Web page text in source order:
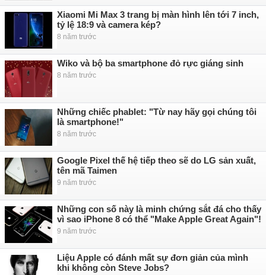
Xiaomi Mi Max 3 trang bị màn hình lên tới 7 inch,
tỷ lệ 18:9 và camera kép?
8 năm trước
Wiko và bộ ba smartphone đỏ rực giáng sinh
8 năm trước
Những chiếc phablet: "Từ nay hãy gọi chúng tôi
là smartphone!"
8 năm trước
Google Pixel thế hệ tiếp theo sẽ do LG sản xuất,
tên mã Taimen
9 năm trước
Những con số này là minh chứng sắt đá cho thấy
vì sao iPhone 8 có thể "Make Apple Great Again"!
9 năm trước
Liệu Apple có đánh mất sự đơn giản của mình
khi không còn Steve Jobs?